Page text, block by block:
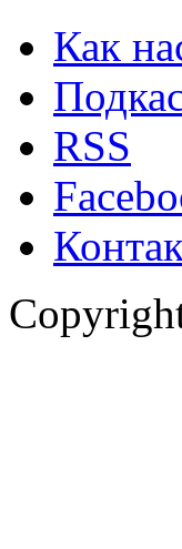
Как
RSS